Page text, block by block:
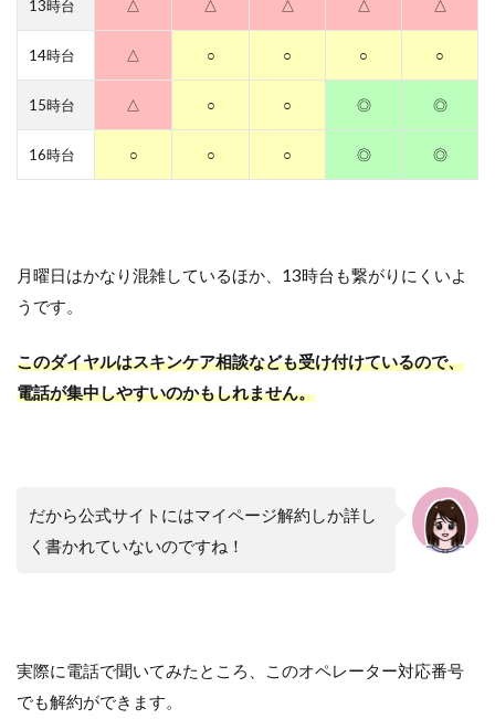
13時台 △ △ △ △ △
14時台 △ ○ ○ ○ ○
15時台 △ ○ ○ ◎ ◎
16時台 ○ ○ ○ ◎ ◎
月曜日はかなり混雑しているほか、13時台も繋がりにくいよ
うです。
このダイヤルはスキンケア相談なども受け付けているので、
電話が集中しやすいのかもしれません。
だから公式サイトにはマイページ解約しか詳し
く書かれていないのですね！
実際に電話で聞いてみたところ、このオペレーター対応番号
でも解約ができます。